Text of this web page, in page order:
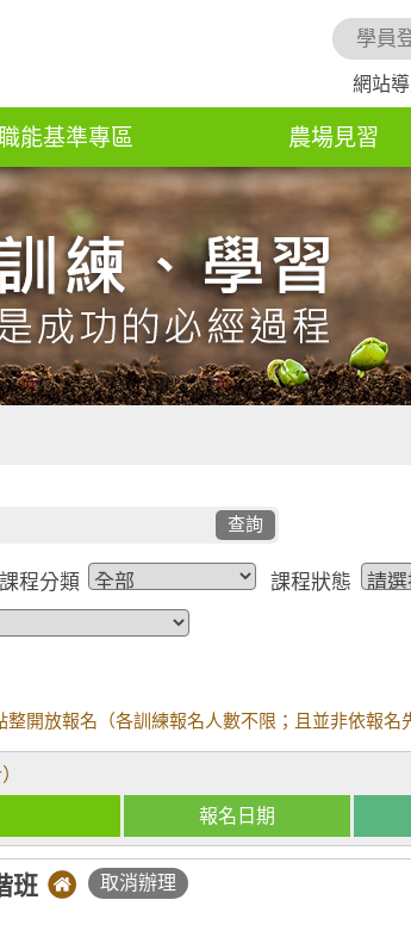
學員
網站
能基準專區 農場見習
查詢
課程分類 課程狀態
開放報名（各訓練報名人數不限；且並非依報名
報名日期
班
取消辦理